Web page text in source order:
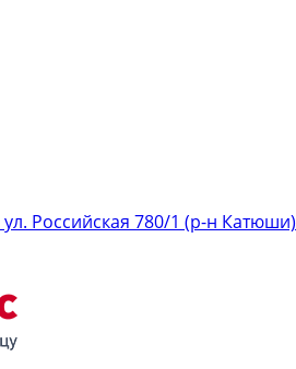
Российская 780/1 (р-н Катюши)